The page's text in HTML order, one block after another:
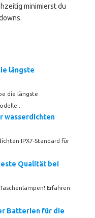
minimierst du
längste
die längste
wasserdichten
IPX7-Standard für
Qualität bei
Erfahren
Batterien für die